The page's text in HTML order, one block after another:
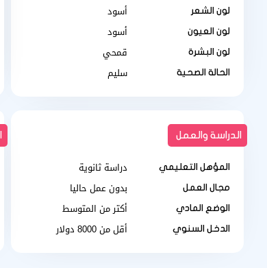
لون الشعر أسود
لون العيون أسود
لون البشرة قمحي
الحالة الصحية سليم
الدراسة والعمل
المؤهل التعليمي دراسة ثانوية
مجال العمل بدون عمل حاليا
الوضع المادي أكتر من المتوسط
الدخل السنوي أقل من 8000 دولار